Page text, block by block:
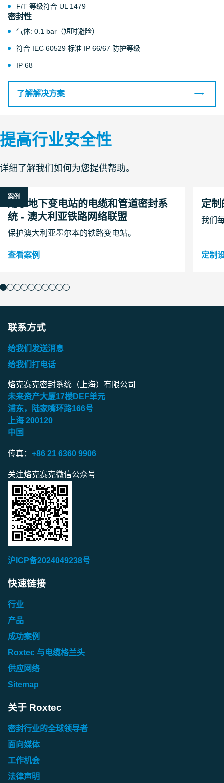
F/T 等级符合 UL 1479
密封性
气体: 0.1 bar（短时避险）
符合 IEC 60529 标准 IP 66/67 防护等级
IP 68
了解解决方案
提高行业安全性
详细了解我们如何为您提供帮助。
案例
用于地下变电站的电缆和管道密封系
统 - 澳大利亚铁路网络联盟
保护澳大利亚墨尔本的铁路变电站。
查看案例
定
我们
定制
联系方式
给我们发送消息
给我们打电话
烙克赛克密封系统（上海）有限公司
未来资产大厦17楼DEF单元
浦东，陆家嘴环路166号
上海 200120
中国
传真： +86 21 6360 9906
关注烙克赛克微信公众号
沪ICP备2024049238号
快速链接
行业
产品
成功案例
Roxtec 与电缆格兰头
供应网络
Sitemap
关于 Roxtec
密封行业的全球领导者
面向媒体
工作机会
法律声明